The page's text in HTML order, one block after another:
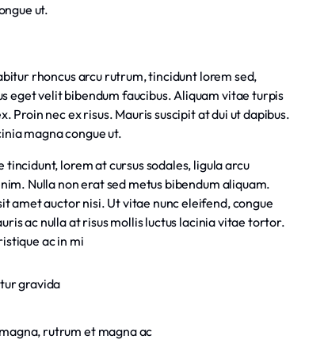
ut.
rhoncus arcu rutrum, tincidunt lorem sed,
eget velit bibendum faucibus. Aliquam vitae turpis
Proin nec ex risus. Mauris suscipit at dui ut dapibus.
magna congue ut.
tincidunt, lorem at cursus sodales, ligula arcu
Nulla non erat sed metus bibendum aliquam.
amet auctor nisi. Ut vitae nunc eleifend, congue
ac nulla at risus mollis luctus lacinia vitae tortor.
ac in mi
gravida
rutrum et magna ac